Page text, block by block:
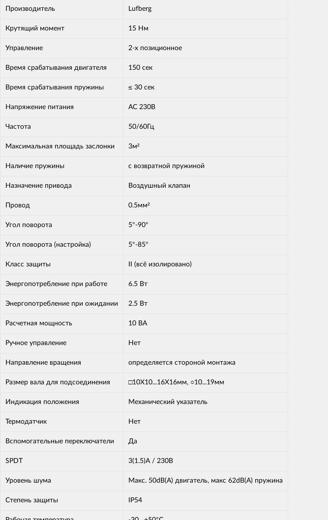
Производитель Lufberg
Крутящий момент 15 Нм
Управление 2-х позиционное
Время срабатывания двигателя 150 сек
Время срабатывания пружины ≤ 30 сек
Напряжение питания AC 230В
Частота 50/60Гц
Максимальная площадь заслонки 3м²
Наличие пружины с возвратной пружиной
Назначение привода Воздушный клапан
Провод 0.5мм²
Угол поворота 5°-90°
Угол поворота (настройка) 5°-85°
Класс защиты II (всё изолировано)
Энергопотребление при работе 6.5 Вт
Энергопотребление при ожидании 2.5 Вт
Расчетная мощность 10 ВА
Ручное управление Нет
Направление вращения определяется стороной монтажа
Размер вала для подсоединения □10X10...16X16мм, ○10...19мм
Индикация положения Механический указатель
Термодатчик Нет
Вспомогательные переключатели Да
SPDT 3(1.5)A / 230В
Уровень шума Макс. 50dB(A) двигатель, макс 62dB(A) пружина
Степень защиты IP54